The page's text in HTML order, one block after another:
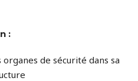
:
de sécurité dans sa